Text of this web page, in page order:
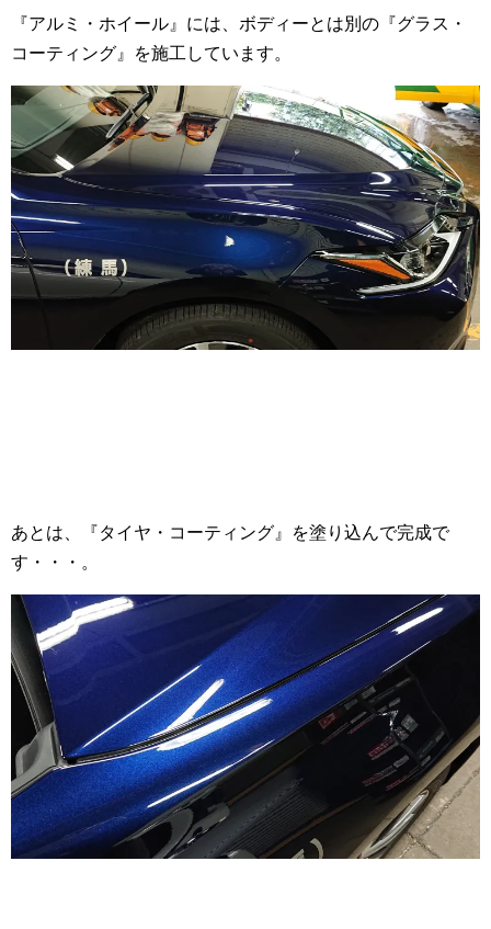
『アルミ・ホイール』には、ボディーとは別の『グラス・
コーティング』を施工しています。
あとは、『タイヤ・コーティング』を塗り込んで完成で
す・・・。